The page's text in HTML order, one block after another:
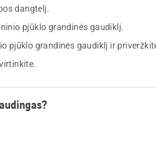
dangtelį.
pjūklo grandinės gaudiklį.
pjūklo grandinės gaudiklį ir